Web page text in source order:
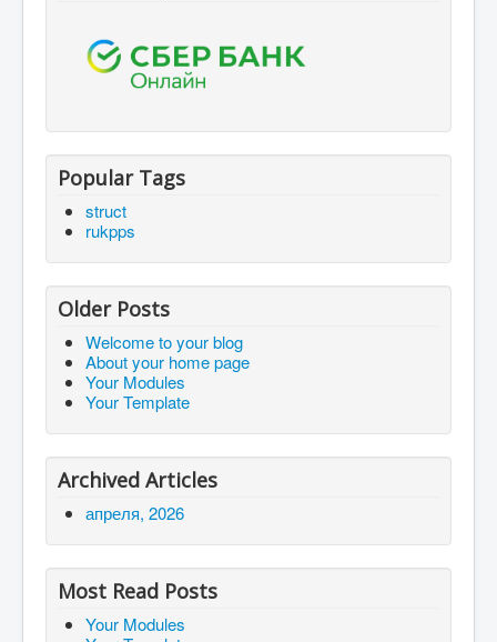
Popular Tags
struct
rukpps
Older Posts
Welcome to your blog
About your home page
Your Modules
Your Template
Archived Articles
апреля, 2026
Most Read Posts
Your Modules